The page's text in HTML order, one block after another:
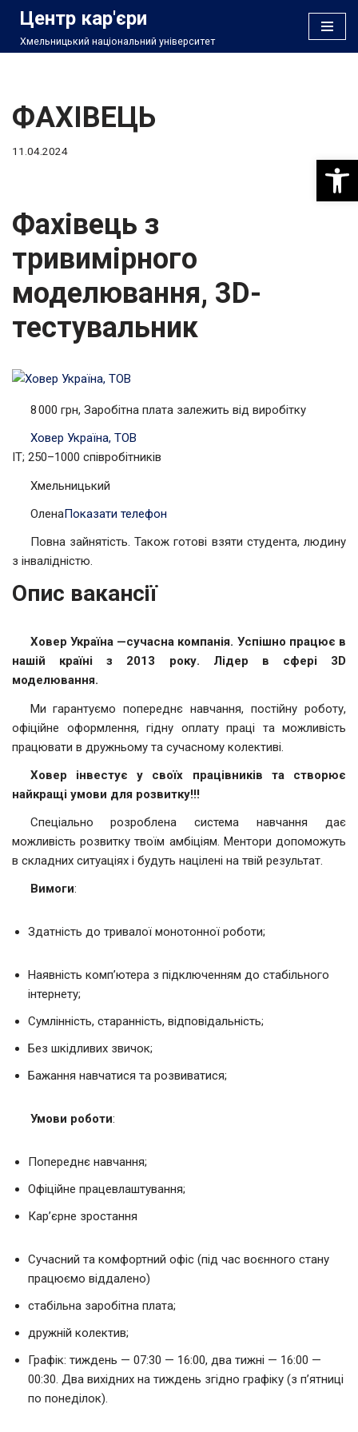
Перейти
Центр кар'єри
Хмельницький національний університет
ФАХІВЕЦЬ
11.04.2024
Фахівець з
тривимірного
моделювання, 3D-
тестувальник
8 000 грн, Заробітна плата залежить від виробітку
Ховер Україна, ТОВ
IT; 250–1000 співробітників
Хмельницький
ОленаПоказати телефон
Повна зайнятість. Також готові взяти студента, людину
з інвалідністю.
Опис вакансії
Ховер Україна —сучасна компанія. Успішно працює в
нашій країні з 2013 року. Лідер в сфері 3D
моделювання.
Ми гарантуємо попереднє навчання, постійну роботу,
офіційне оформлення, гідну оплату праці та можливість
працювати в дружньому та сучасному колективі.
Ховер інвестує у своїх працівників та створює
найкращі умови для розвитку!!!
Спеціально розроблена система навчання дає
можливість розвитку твоїм амбіціям. Ментори допоможуть
в складних ситуаціях і будуть націлені на твій результат.
Вимоги:
Здатність до тривалої монотонної роботи;
Наявність комп’ютера з підключенням до стабільного
інтернету;
Сумлінність, старанність, відповідальність;
Без шкідливих звичок;
Бажання навчатися та розвиватися;
Умови роботи:
Попереднє навчання;
Офіційне працевлаштування;
Кар’єрне зростання
Сучасний та комфортний офіс (під час воєнного стану
працюємо віддалено)
стабільна заробітна плата;
дружній колектив;
Графік: тиждень — 07:30 — 16:00, два тижні — 16:00 —
00:30. Два вихідних на тиждень згідно графіку (з п’ятниці
по понеділок).